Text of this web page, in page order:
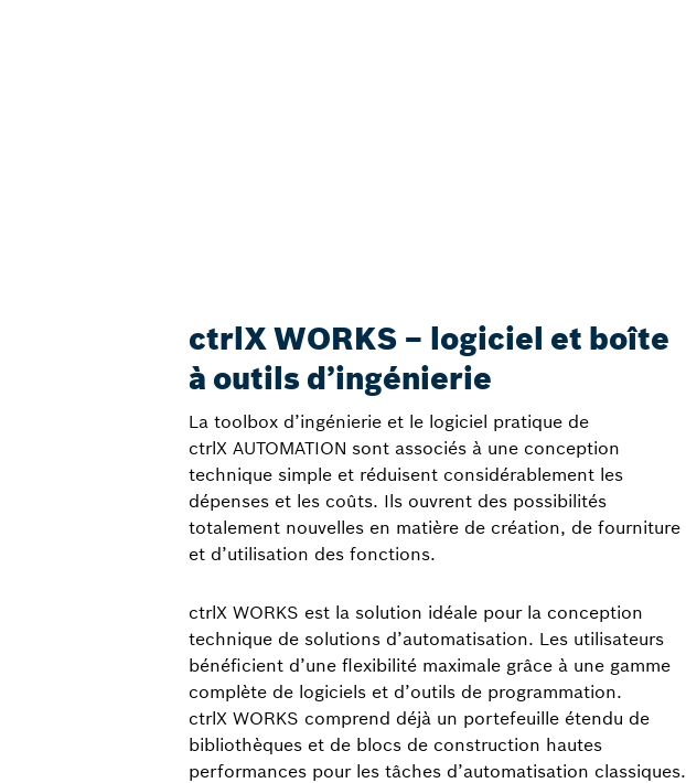
ctrlX WORKS – logiciel et boîte
à outils d’ingénierie
La toolbox d’ingénierie et le logiciel pratique de
ctrlX AUTOMATION sont associés à une conception
technique simple et réduisent considérablement les
dépenses et les coûts. Ils ouvrent des possibilités
totalement nouvelles en matière de création, de fourniture
et d’utilisation des fonctions.
ctrlX WORKS est la solution idéale pour la conception
technique de solutions d’automatisation. Les utilisateurs
bénéficient d’une flexibilité maximale grâce à une gamme
complète de logiciels et d’outils de programmation.
ctrlX WORKS comprend déjà un portefeuille étendu de
bibliothèques et de blocs de construction hautes
performances pour les tâches d’automatisation classiques.